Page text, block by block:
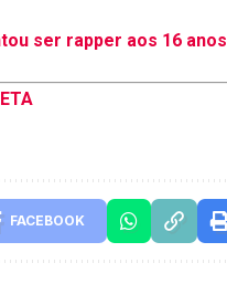
ser rapper aos 16 anos
FACEBOOK